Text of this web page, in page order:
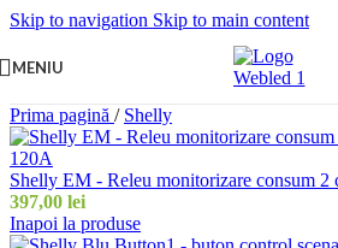
Skip to navigation Skip to main content
MENIU
Prima pagină / Shelly
Shelly EM - Releu monitorizare consum 2
397,00 lei
Inapoi la produse